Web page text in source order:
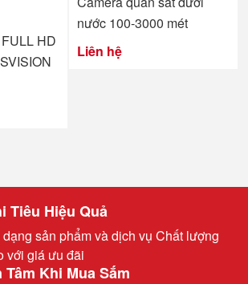
HD
nước 100-3000 mét
Liên hệ
Tiêu Hiệu Quả
sản phẩm và dịch vụ Chất lượng
với giá ưu đãi
Tâm Khi Mua Sắm